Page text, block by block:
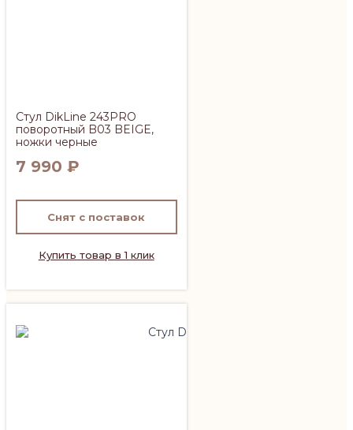
Стул DikLine 243PRO
поворотный B03 BEIGE,
ножки черные
7 990 ₽
Снят с поставок
Купить товар в 1 клик